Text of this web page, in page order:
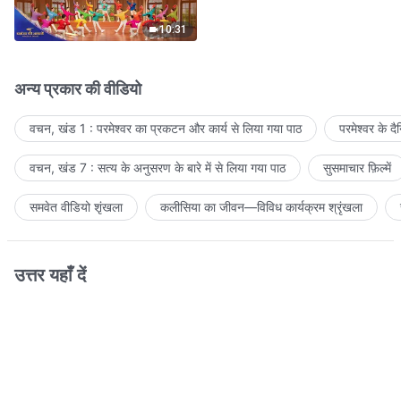
10:31
अन्य प्रकार की वीडियो
वचन, खंड 1 : परमेश्वर का प्रकटन और कार्य से लिया गया पाठ परमेश्वर के
वचन, खंड 7 : सत्य के अनुसरण के बारे में से लिया गया पाठ सुसमाचार फ़िल्में
समवेत वीडियो शृंखला कलीसिया का जीवन—विविध कार्यक्रम श्रृंखला
उत्तर यहाँ दें